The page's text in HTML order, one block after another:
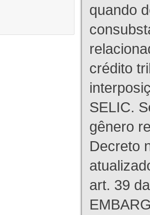
quando
crédito
SELIC.
gênero
Decreto
art. 39